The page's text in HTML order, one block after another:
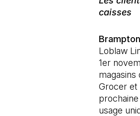
caisses
Loblaw
1er
magasins
Grocer et
usage